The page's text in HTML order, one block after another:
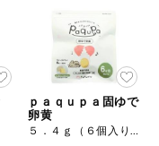
大豆
ｐａｑｕｐａ固ゆで
卵黄
５．４ｇ（６個入り）